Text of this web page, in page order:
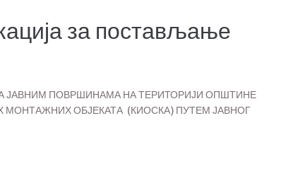
за постављање
ЈАВНИМ ПОВРШИНАМА НА ТЕРИТОРИЈИ ОПШТИНЕ
ОБЈЕКАТА (КИОСКА) ПУТЕМ ЈАВНОГ